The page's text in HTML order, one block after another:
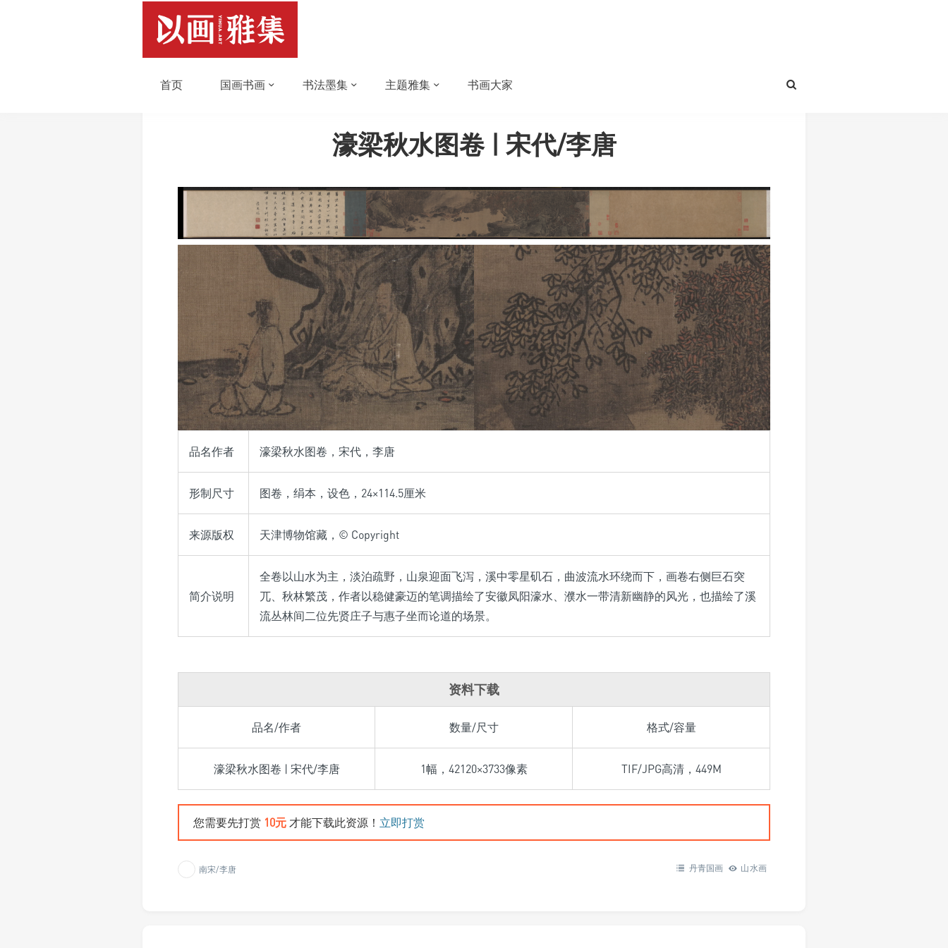
首页 国画书画 书法墨集 主题雅集 书画大家
濠梁秋水图卷 | 宋代/李唐
品名作者 濠梁秋水图卷，宋代，李唐
形制尺寸 图卷，绢本，设色，24×114.5厘米
来源版权 天津博物馆藏，© Copyright
简介说明
全卷以山水为主，淡泊疏野，山泉迎面飞泻，溪中零星矶石，曲波流水环绕而下，画卷右侧巨石突
兀、秋林繁茂，作者以稳健豪迈的笔调描绘了安徽凤阳濠水、濮水一带清新幽静的风光，也描绘了溪
流丛林间二位先贤庄子与惠子坐而论道的场景。
资料下载
品名/作者 数量/尺寸 格式/容量
濠梁秋水图卷 | 宋代/李唐 1幅，42120×3733像素 TIF/JPG高清，449M
您需要先打赏 10元 才能下载此资源！ 立即打赏
南宋/李唐 山水画
丹青国画